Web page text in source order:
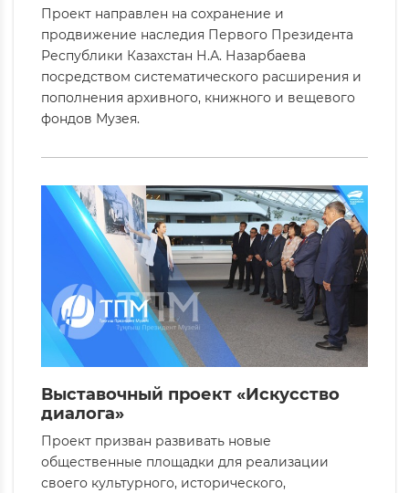
Проект направлен на сохранение и
продвижение наследия Первого Президента
Республики Казахстан Н.А. Назарбаева
посредством систематического расширения и
пополнения архивного, книжного и вещевого
фондов Музея.
Выставочный проект «Искусство
диалога»
Проект призван развивать новые
общественные площадки для реализации
своего культурного, исторического,